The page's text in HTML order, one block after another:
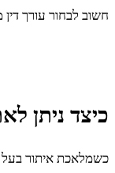
חשוב לבחור עורך
כיצד ניתן
כשמלאכת איתור בעל